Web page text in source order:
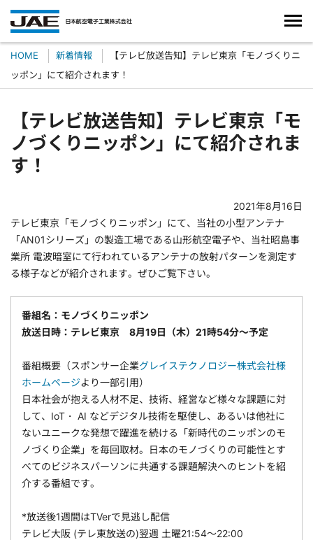
HOME 新着情報
【テレビ放送告知】テレビ東京「モノづくりニ
ッポン」にて紹介されます！
【テレビ放送告知】テレビ東京「モ
ノづくりニッポン」にて紹介されま
す！
2021年8月16日
テレビ東京「モノづくりニッポン」にて、当社の小型アンテナ
「AN01シリーズ」の製造工場である山形航空電子や、当社昭島事
業所 電波暗室にて行われているアンテナの放射パターンを測定す
る様子などが紹介されます。ぜひご覧下さい。
番組名：モノづくりニッポン
放送日時：テレビ東京 8月19日（木）21時54分～予定
番組概要（スポンサー企業グレイステクノロジー株式会社様
ホームページより一部引用）
日本社会が抱える人材不足、技術、経営など様々な課題に対
して、IoT・ AI などデジタル技術を駆使し、あるいは他社に
ないユニークな発想で躍進を続ける「新時代のニッポンのモ
ノづくり企業」を毎回取材。日本のモノづくりの可能性とす
べてのビジネスパーソンに共通する課題解決へのヒントを紹
介する番組です。
*放送後1週間はTVerで見逃し配信
テレビ大阪 (テレ東放送の)翌週 土曜21:54～22:00